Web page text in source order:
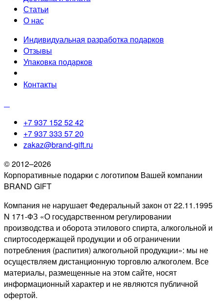
Статьи
О нас
Индивидуальная разработка подарков
Отзывы
Упаковка подарков
Контакты
+7 937 152 52 42
+7 937 333 57 20
zakaz@brand-gift.ru
© 2012–2026
Корпоративные подарки с логотипом Вашей компании
BRAND GIFT
Компания не нарушает Федеральный закон от 22.11.1995
N 171-ФЗ «О государственном регулировании
производства и оборота этилового спирта, алкогольной и
спиртосодержащей продукции и об ограничении
потребления (распития) алкогольной продукции»: мы не
осуществляем дистанционную торговлю алкоголем. Все
материалы, размещенные на этом сайте, носят
информационный характер и не являются публичной
офертой.